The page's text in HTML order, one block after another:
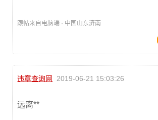
跟帖来自电脑端 · 中国山东济南
违章查询网 2019-06-21 15:03:26
远离**